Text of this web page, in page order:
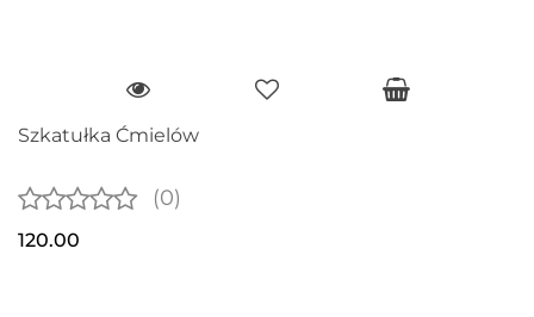
Szkatułka Ćmielów
(0)
120.00